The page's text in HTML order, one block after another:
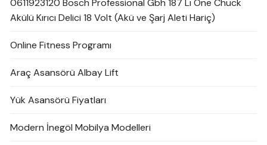
Akülü Kırıcı Delici 18 Volt (Akü ve Şarj Aleti Hariç)
Online Fitness Programı
Araç Asansörü Albay Lift
Yük Asansörü Fiyatları
Modern İnegöl Mobilya Modelleri